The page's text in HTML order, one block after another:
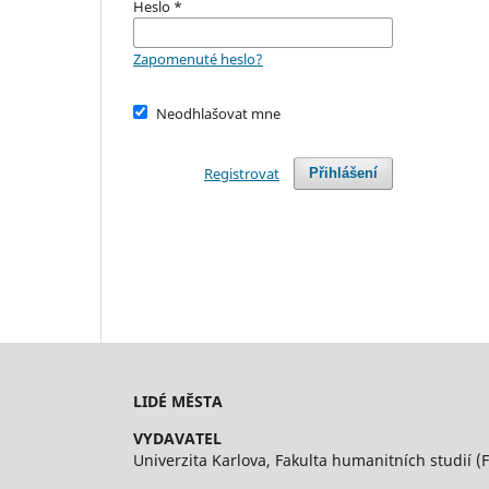
Heslo *
Zapomenuté heslo?
Neodhlašovat mne
Přihlášení
Registrovat
LIDÉ MĚSTA
VYDAVATEL
Univerzita Karlova, Fakulta humanitních studií